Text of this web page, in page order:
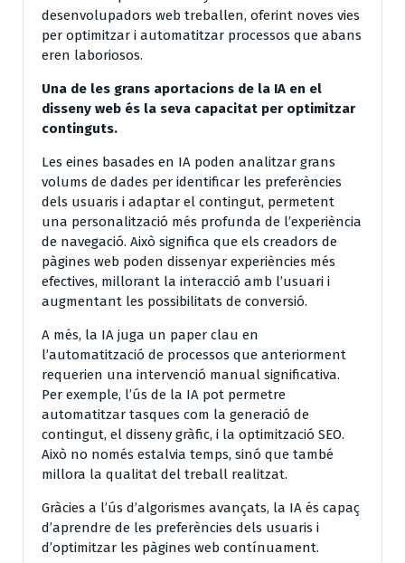
desenvolupadors web treballen, oferint noves vies
per optimitzar i automatitzar processos que abans
eren laboriosos.
Una de les grans aportacions de la IA en el
disseny web és la seva capacitat per optimitzar
continguts.
Les eines basades en IA poden analitzar grans
volums de dades per identificar les preferències
dels usuaris i adaptar el contingut, permetent
una personalització més profunda de l’experiència
de navegació. Això significa que els creadors de
pàgines web poden dissenyar experiències més
efectives, millorant la interacció amb l’usuari i
augmentant les possibilitats de conversió.
A més, la IA juga un paper clau en
l’automatització de processos que anteriorment
requerien una intervenció manual significativa.
Per exemple, l’ús de la IA pot permetre
automatitzar tasques com la generació de
contingut, el disseny gràfic, i la optimització SEO.
Això no només estalvia temps, sinó que també
millora la qualitat del treball realitzat.
Gràcies a l’ús d’algorismes avançats, la IA és capaç
d’aprendre de les preferències dels usuaris i
d’optimitzar les pàgines web contínuament.